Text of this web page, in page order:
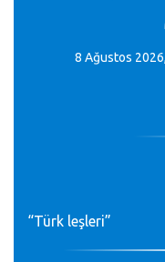
8 Ağustos
“Türk leşleri”